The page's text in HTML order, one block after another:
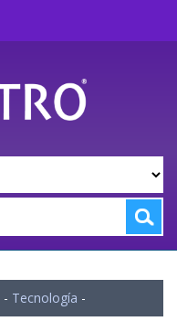
- Tecnología -